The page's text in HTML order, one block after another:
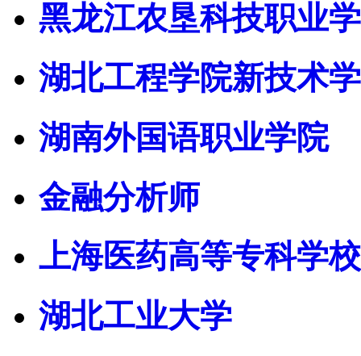
黑龙江农垦科技职业
湖北工程学院新技术
湖南外国语职业学院
金融分析师
上海医药高等专科学校
湖北工业大学